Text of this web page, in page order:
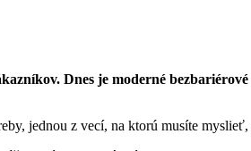
Dnes je moderné
jednou z vecí, na ktorú musíte myslieť,